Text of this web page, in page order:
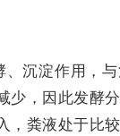
、沉淀作用，
少，因此发酵
，粪液处于比